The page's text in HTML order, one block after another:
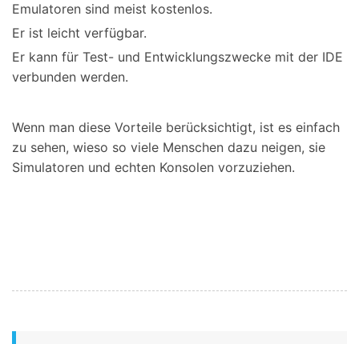
Emulatoren sind meist kostenlos.
Er ist leicht verfügbar.
Er kann für Test- und Entwicklungszwecke mit der IDE
verbunden werden.
Wenn man diese Vorteile berücksichtigt, ist es einfach
zu sehen, wieso so viele Menschen dazu neigen, sie
Simulatoren und echten Konsolen vorzuziehen.